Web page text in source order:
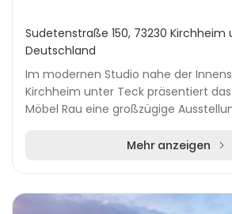
Sudetenstraße 150, 73230 Kirchheim
Deutschland
Im modernen Studio nahe der
Kirchheim unter Teck präsentiert
Möbel Rau eine großzügige
Mehr anzeigen